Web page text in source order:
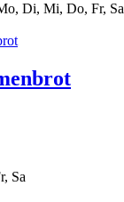
Di, Mi, Do, Fr, Sa
Sa